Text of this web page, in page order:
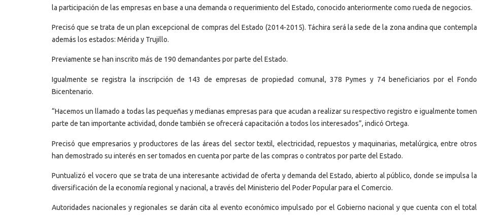
la participación de las empresas en base a una demanda o requerimiento del Estado, conocido anteriormente como rueda de negocios.
Precisó que se trata de un plan excepcional de compras del Estado (2014-2015). Táchira será la sede de la zona andina que contempla
además los estados: Mérida y Trujillo.
Previamente se han inscrito más de 190 demandantes por parte del Estado.
Igualmente se registra la inscripción de 143 de empresas de propiedad comunal, 378 Pymes y 74 beneficiarios por el Fondo
Bicentenario.
“Hacemos un llamado a todas las pequeñas y medianas empresas para que acudan a realizar su respectivo registro e igualmente tomen
parte de tan importante actividad, donde también se ofrecerá capacitación a todos los interesados”, indicó Ortega.
Precisó que empresarios y productores de las áreas del sector textil, electricidad, repuestos y maquinarias, metalúrgica, entre otros
han demostrado su interés en ser tomados en cuenta por parte de las compras o contratos por parte del Estado.
Puntualizó el vocero que se trata de una interesante actividad de oferta y demanda del Estado, abierto al público, donde se impulsa la
diversificación de la economía regional y nacional, a través del Ministerio del Poder Popular para el Comercio.
Autoridades nacionales y regionales se darán cita al evento económico impulsado por el Gobierno nacional y que cuenta con el total